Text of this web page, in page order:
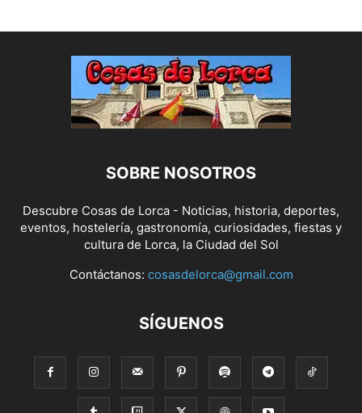
SOBRE NOSOTROS
Descubre Cosas de Lorca - Noticias, historia, deportes,
eventos, hostelería, gastronomía, curiosidades, fiestas y
cultura de Lorca, la Ciudad del Sol
Contáctanos: cosasdelorca@gmail.com
SÍGUENOS